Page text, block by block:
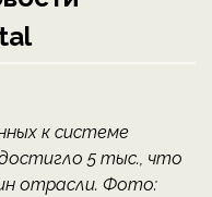
к системе
5 тыс., что
отрасли. Фото: